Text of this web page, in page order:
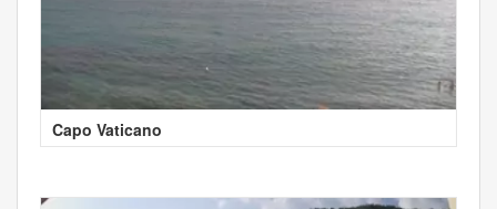
Capo Vaticano